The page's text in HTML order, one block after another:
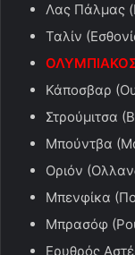
Λας Πάλμας
Ταλίν
Κάποσβαρ
Στρούμιτσα
Μπούντβα
Οριόν
Μπενφίκα
Μπρασόφ
Ερυθρός